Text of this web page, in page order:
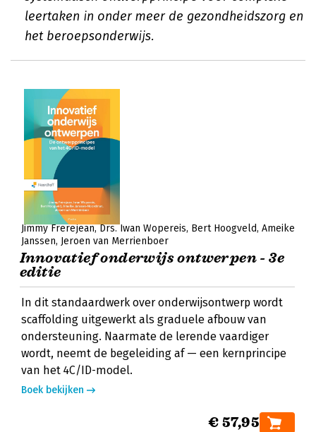
leertaken in onder meer de gezondheidszorg en
het beroepsonderwijs.
Jimmy Frerejean Drs. Iwan Wopereis Bert Hoogveld Ameike
Janssen Jeroen van Merrienboer
Innovatief onderwijs ontwerpen - 3e
editie
In dit standaardwerk over onderwijsontwerp wordt
scaffolding uitgewerkt als graduele afbouw van
ondersteuning. Naarmate de lerende vaardiger
wordt, neemt de begeleiding af — een kernprincipe
van het 4C/ID-model.
Boek bekijken
€ 57,95